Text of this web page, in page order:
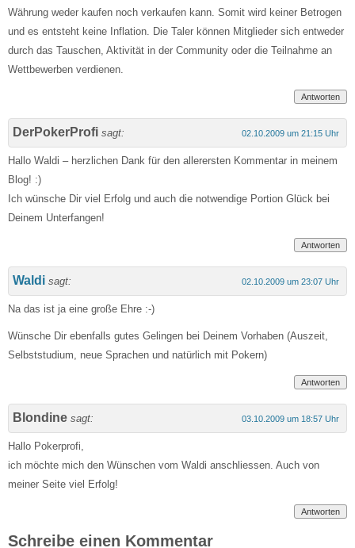
Währung weder kaufen noch verkaufen kann. Somit wird keiner Betrogen
und es entsteht keine Inflation. Die Taler können Mitglieder sich entweder
durch das Tauschen, Aktivität in der Community oder die Teilnahme an
Wettbewerben verdienen.
Antworten
DerPokerProfi sagt: 02.10.2009 um 21:15 Uhr
Hallo Waldi – herzlichen Dank für den allerersten Kommentar in meinem
Blog! :)
Ich wünsche Dir viel Erfolg und auch die notwendige Portion Glück bei
Deinem Unterfangen!
Antworten
Waldi sagt: 02.10.2009 um 23:07 Uhr
Na das ist ja eine große Ehre :-)
Wünsche Dir ebenfalls gutes Gelingen bei Deinem Vorhaben (Auszeit,
Selbststudium, neue Sprachen und natürlich mit Pokern)
Antworten
Blondine sagt: 03.10.2009 um 18:57 Uhr
Hallo Pokerprofi,
ich möchte mich den Wünschen vom Waldi anschliessen. Auch von
meiner Seite viel Erfolg!
Antworten
Schreibe einen Kommentar